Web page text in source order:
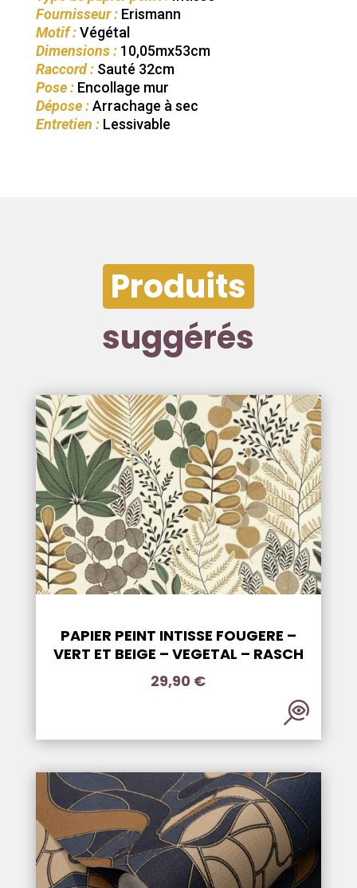
Fournisseur :Erismann
Motif :Végétal
Dimensions :10,05mx53cm
Raccord :Sauté 32cm
Pose :Encollage mur
Dépose :Arrachage à sec
Entretien :Lessivable
Produits
suggérés
PAPIER PEINT INTISSE FOUGERE –
VERT ET BEIGE – VEGETAL – RASCH
29,90 €